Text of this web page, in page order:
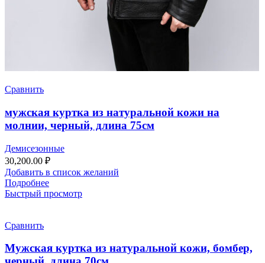
Сравнить
мужская куртка из натуральной кожи на
молнии, черный, длина 75см
Демисезонные
30,200.00 ₽
Добавить в список желаний
Подробнее
Быстрый просмотр
Сравнить
Мужская куртка из натуральной кожи, бомбер,